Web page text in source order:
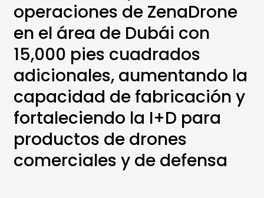
operaciones de ZenaDrone
en el área de Dubái con
15,000 pies cuadrados
adicionales, aumentando la
capacidad de fabricación y
fortaleciendo la I+D para
productos de drones
comerciales y de defensa